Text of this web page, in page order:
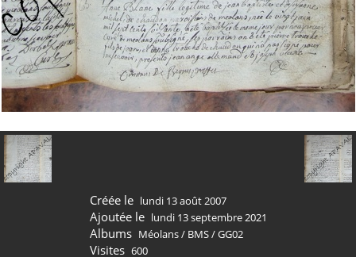
Créée le lundi 13 août 2007
Ajoutée le lundi 13 septembre 2021
Albums Méolans/ BMS/GG02
Visites 600